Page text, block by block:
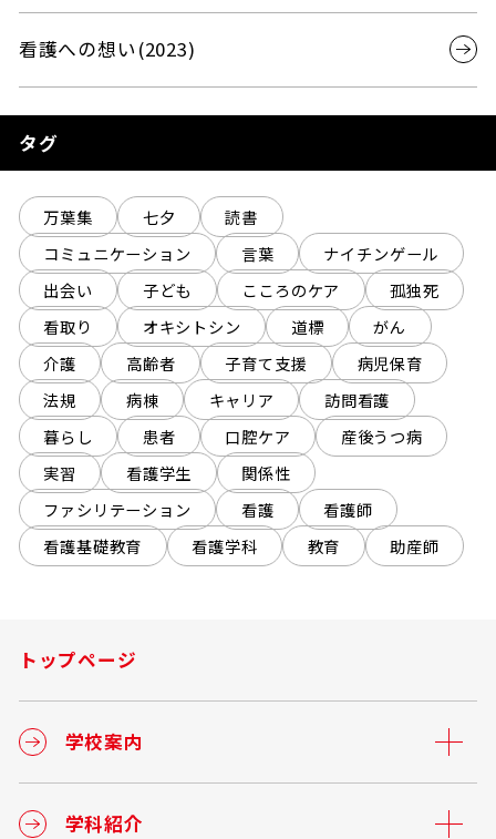
看護への想い(2023)
タグ
万葉集 七夕
読書
コミュニケーション
言葉
ナイチンゲール
出会い
子ども こころのケア
孤独死
看取り
オキシトシン 道標
がん
介護
高齢者 子育て支援
病児保育
法規
病棟 キャリア
訪問看護
暮らし
患者 口腔ケア
産後うつ病
実習
看護学生
関係性
ファシリテーション
看護
看護師
看護基礎教育
看護学科 教育 助産師
トップページ
学校案内
学科紹介